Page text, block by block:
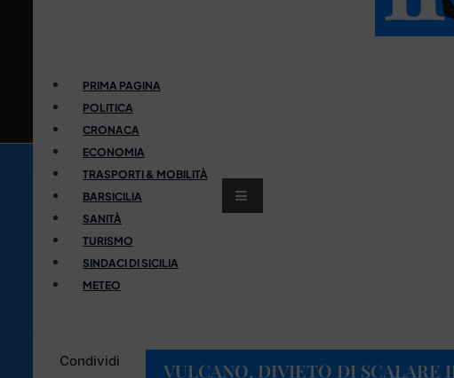
PRIMA PAGINA
POLITICA
CRONACA
ECONOMIA
TRASPORTI & MOBILITÀ
BARSICILIA
SANITÀ
TURISMO
SINDACI DI SICILIA
METEO
Condividi
VULCANO, DIVIETO DI SCALARE